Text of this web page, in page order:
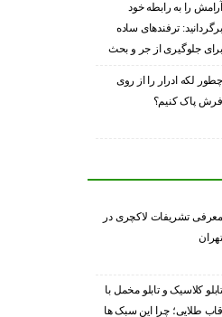
آرامش را به رابطه خود
برگردانید: ترفندهای ساده
برای جلوگیری از جر و بحث
چطور لکه ادرار را از روی
فرش پاک کنیم؟
معرفی تشریفات لاکچری در
تهران
تابلو کلاسیک و تابلو مخمل با
قاب طلایی؛ چرا این سبک ها